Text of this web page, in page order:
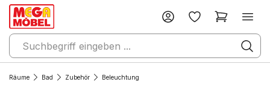
Räume Bad Zubehör Beleuchtung